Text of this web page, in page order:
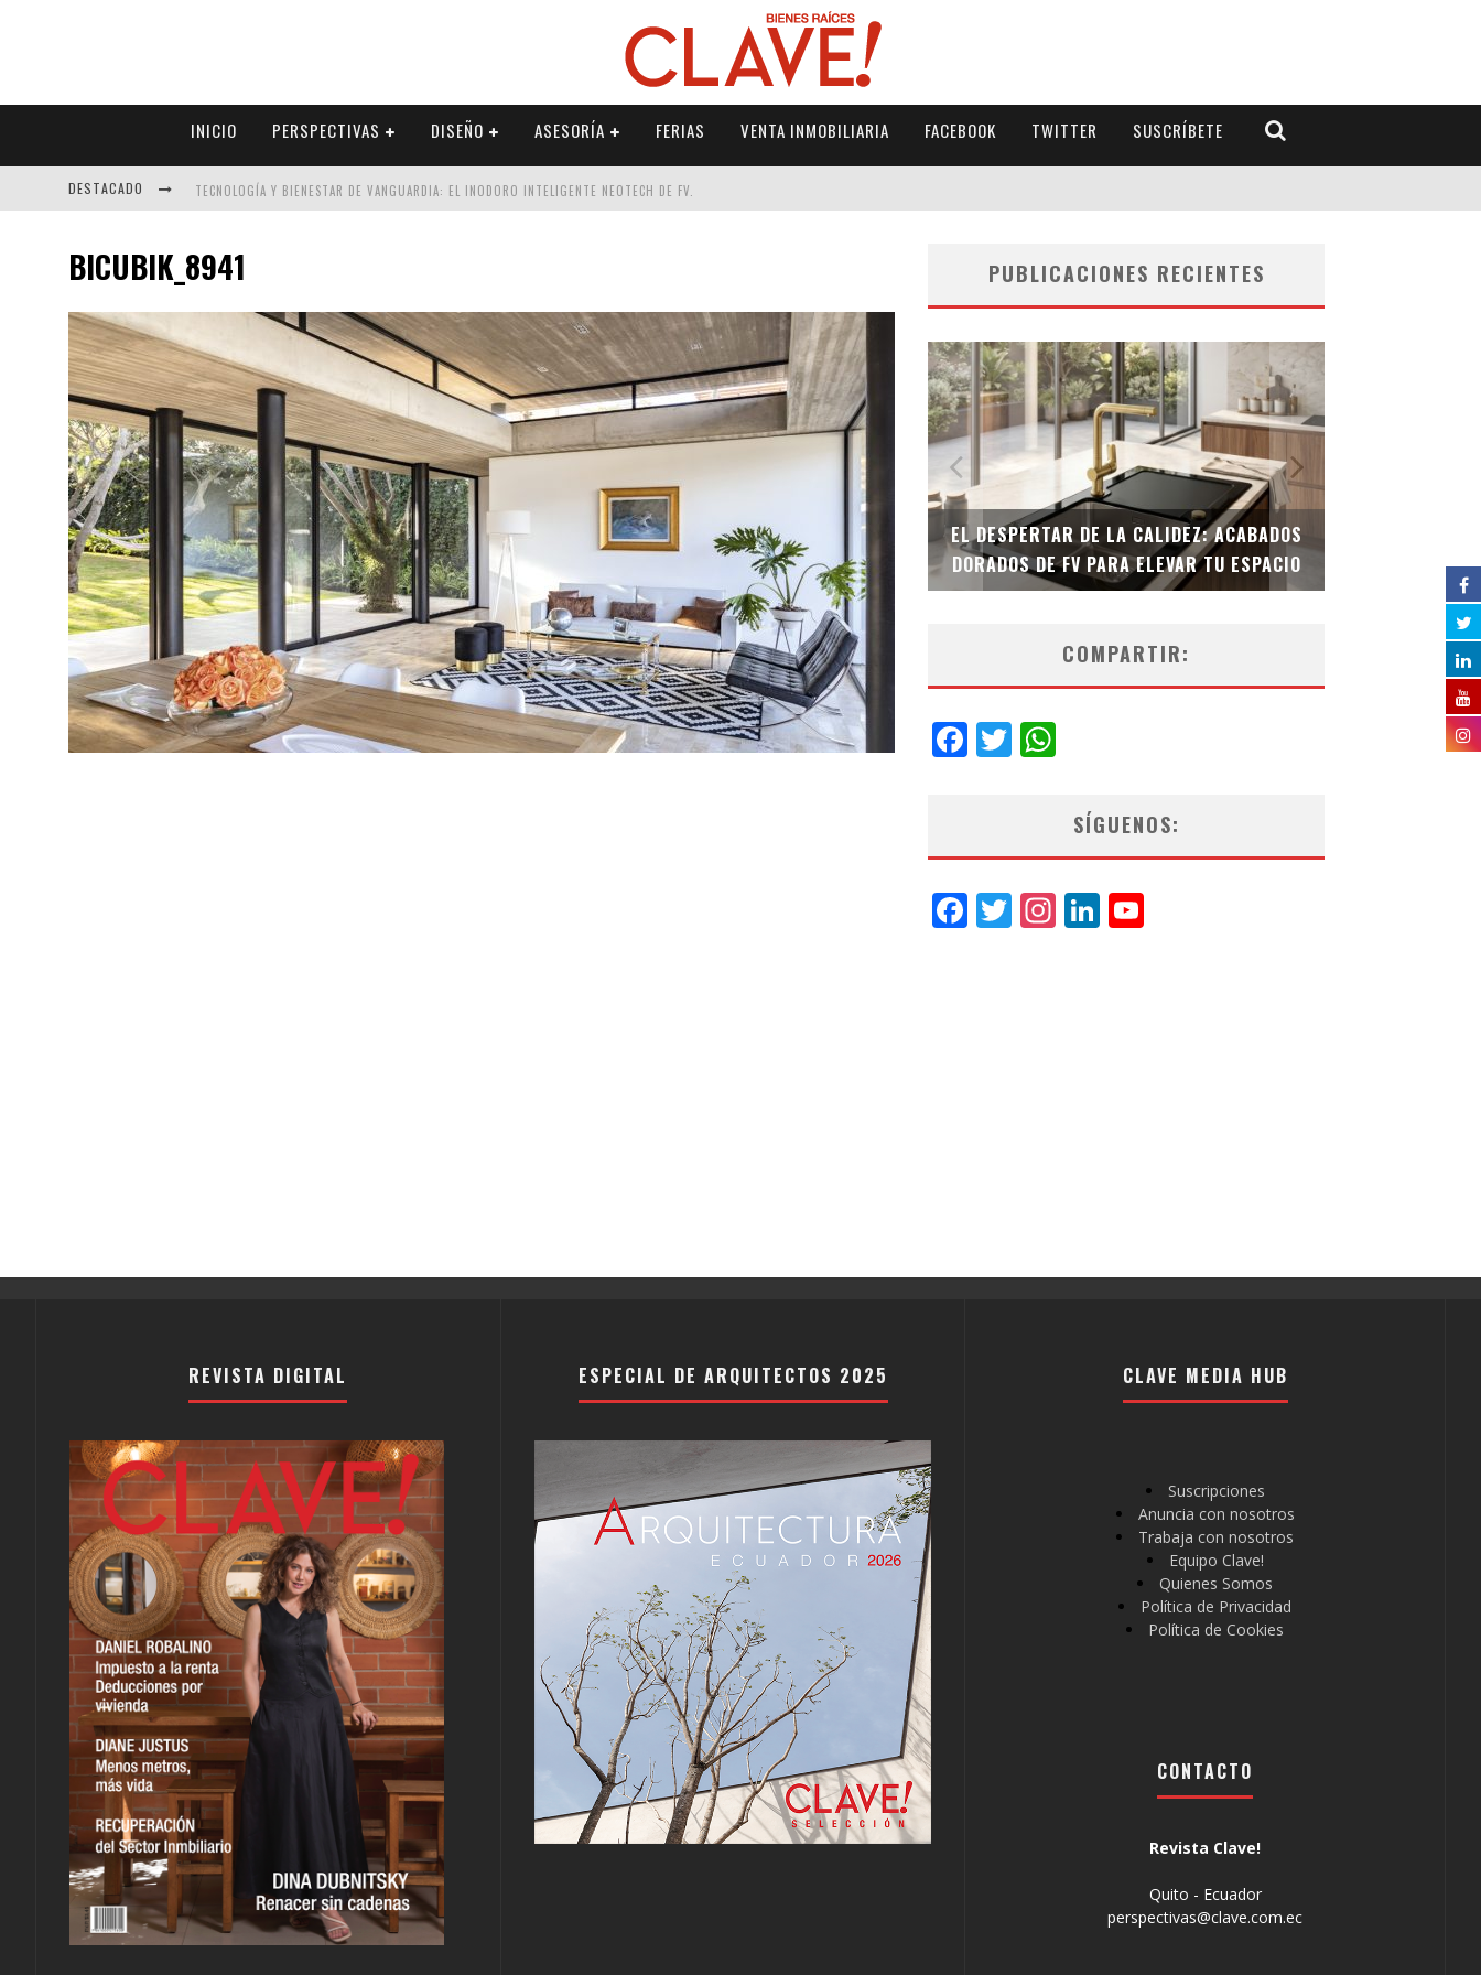
INICIO PERSPECTIVAS DISEÑO ASESORÍA FERIAS VENTA INMOBILIARIA FACEBOOK TWITTER SUSCRÍBETE
DESTACADO TECNOLOGÍA Y BIENESTAR DE VANGUARDIA: EL INODORO INTELIGENTE NEOTECH DE FV.
ALEXANDRA BEDOYA – LA CONSTANCIA DETRÁS DE LA PALETERÍA
EL DESPERTAR DE LA CALIDEZ: ACABADOS DORADOS DE FV PARA ELEVAR TU ESPACIO
BICUBIK_8941 PUBLICACIONES RECIENTES
SAINT-GOBAIN IMPTEK – XI CONVENCIÓN
INTERNACIONAL
EL DESPERTAR DE LA CALIDEZ: ACABADOS
DORADOS DE FV PARA ELEVAR TU ESPACIO
EL INODORO
COMPARTIR:
Facebook
Twitter
SÍGUENOS:
Facebook
Twitter
Instagram
LinkedIn
REVISTA DIGITAL ESPECIAL DE ARQUITECTOS 2025 CLAVE MEDIA HUB
Suscripciones
Anuncia con nosotros
Trabaja con nosotros
Equipo Clave!
Quienes Somos
Política de Privacidad
Política de Cookies
CONTACTO
Revista Clave!
Quito - Ecuador
perspectivas@clave.com.ec